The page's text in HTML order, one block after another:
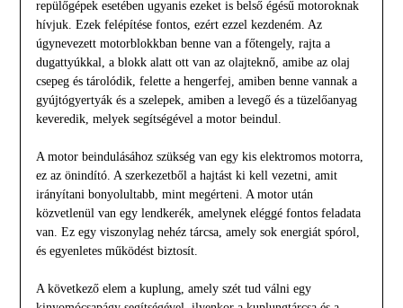
repülőgépek esetében ugyanis ezeket is belső égésű motoroknak
hívjuk. Ezek felépítése fontos, ezért ezzel kezdeném. Az
úgynevezett motorblokkban benne van a főtengely, rajta a
dugattyúkkal, a blokk alatt ott van az olajteknő, amibe az olaj
csepeg és tárolódik, felette a hengerfej, amiben benne vannak a
gyújtógyertyák és a szelepek, amiben a levegő és a tüzelőanyag
keveredik, melyek segítségével a motor beindul.
A motor beindulásához szükség van egy kis elektromos motorra,
ez az önindító. A szerkezetből a hajtást ki kell vezetni, amit
irányítani bonyolultabb, mint megérteni. A motor után
közvetlenül van egy lendkerék, amelynek eléggé fontos feladata
van. Ez egy viszonylag nehéz tárcsa, amely sok energiát spórol,
és egyenletes működést biztosít.
A következő elem a kuplung, amely szét tud válni egy